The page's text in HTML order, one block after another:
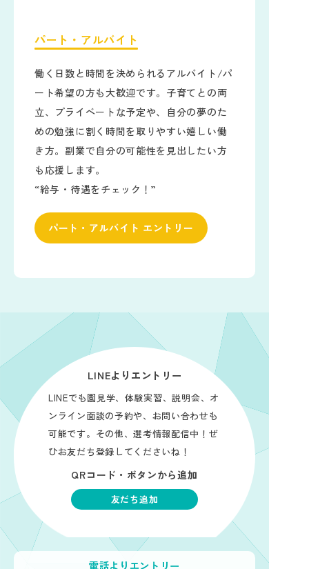
パート・アルバイト
働く日数と時間を決められるアルバイト/パ
ート希望の方も大歓迎です。子育てとの両
立、プライベートな予定や、自分の夢のた
めの勉強に割く時間を取りやすい嬉しい働
き方。副業で自分の可能性を見出したい方
も応援します。
“給与・待遇をチェック！”
パート・アルバイト エントリー
LINEよりエントリー
LINEでも園見学、体験実習、説明会、オ
ンライン面談の予約や、お問い合わせも
可能です。その他、選考情報配信中！ぜ
ひお友だち登録してくださいね！
QRコード・ボタンから追加
友だち追加
電話よりエントリー